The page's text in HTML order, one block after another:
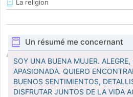
La religion
Un résumé me concernant
SOY UNA BUENA MUJER. ALEGRE,
APASIONADA. QUIERO
BUENOS SENTIMIENTOS,
DISFRUTAR JUNTOS DE LA VIDA